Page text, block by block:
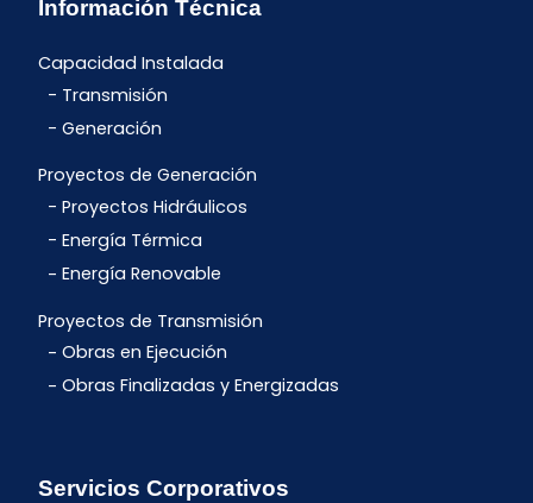
Información Técnica
Capacidad Instalada
Transmisión
Generación
Proyectos de Generación
Proyectos Hidráulicos
Energía Térmica
Energía Renovable
Proyectos de Transmisión
Obras en Ejecución
Obras Finalizadas y Energizadas
Servicios Corporativos